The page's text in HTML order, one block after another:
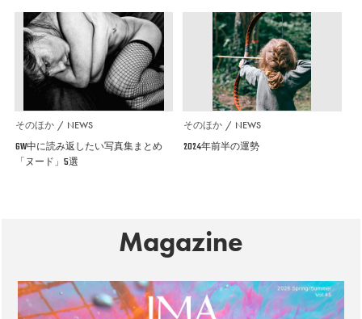
そのほか NEWS
GW中に読み返したい写真集まとめ
「ヌード」5選
そのほか NEWS
2024年前半の運勢
Magazine